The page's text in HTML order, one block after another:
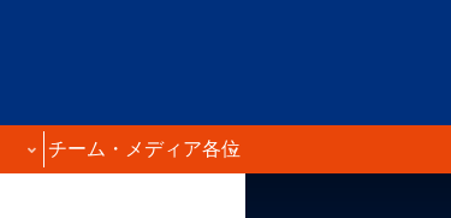
チーム・メディア各位